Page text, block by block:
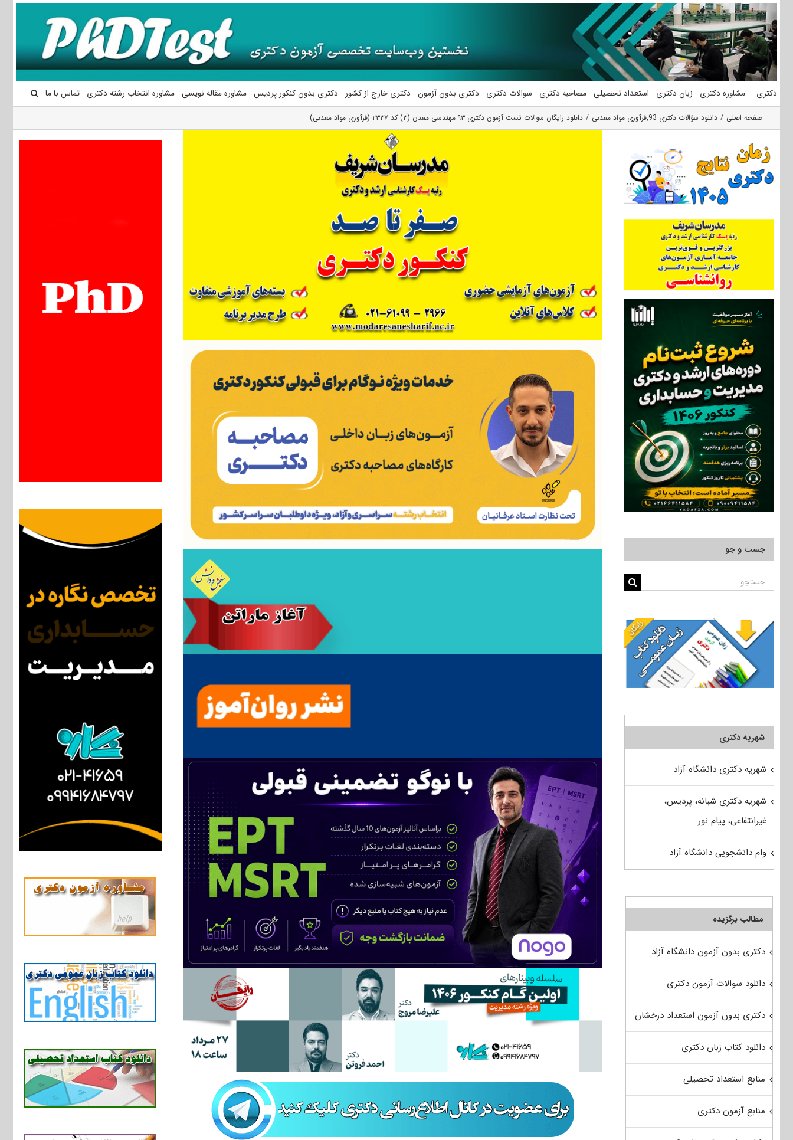
محتوا
دکتری مشاوره دکتری زبان دکتری استعداد تحصیلی مصاحبه دکتری سوالات دکتری دکتری بدون آزمون دکتری خارج از کشور دکتری بدون کنکور پردیس مشاوره مقاله نویسی مشاوره انتخاب رشته دکتری تماس با ما
صفحه اصلی دانلود سؤالات دکتری 93 ,فرآوری مواد معدنی دانلود رایگان سوالات تست آزمون دکتری ۹۳ مهندسی معدن (۳) کد ۲۳۳۷ (فرآوری مواد معدنی)
جست و جو
جستجو
شهریه دکتری
شهریه دکتری دانشگاه آزاد
شهریه دکتری شبانه، پردیس،
غیرانتفاعی، پیام نور
وام دانشجویی دانشگاه آزاد
مطالب برگزیده
دکتری بدون آزمون دانشگاه آزاد
دانلود سوالات آزمون دکتری
دکتری بدون آزمون استعداد درخشان
دانلود کتاب زبان دکتری
منابع استعداد تحصیلی
منابع آزمون دکتری